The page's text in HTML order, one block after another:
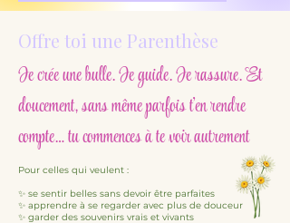
Offre toi une Parenthèse
Je crée une bulle. Je guide. Je rassure. Et
doucement, sans même parfois t’en rendre
compte… tu commences à te voir autrement
Pour celles qui veulent :
✨ se sentir belles sans devoir être parfaites
✨ apprendre à se regarder avec plus de douceur
✨ garder des souvenirs vrais et vivants